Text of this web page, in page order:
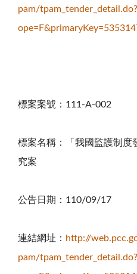
pam/
標案案號： 111-A-002
標案名稱：「我國監護制度
究案
公告日期： 110/09/17
連結網址： http://
pam/